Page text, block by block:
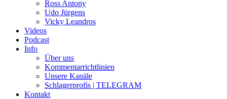
Ross Antony
Udo Jürgens
Vicky Leandros
Videos
Podcast
Info
Über uns
Kommentarrichtlinien
Unsere Kanäle
Schlagerprofis | TELEGRAM
Kontakt